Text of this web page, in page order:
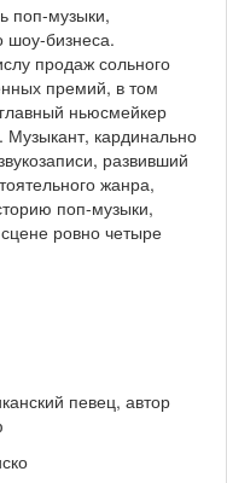
поп-музыки,
шоу-бизнеса.
продаж сольного
премий, в том
ньюсмейкер
Музыкант, кардинально
развивший
жанра,
поп-музыки,
ровно четыре
певец, автор